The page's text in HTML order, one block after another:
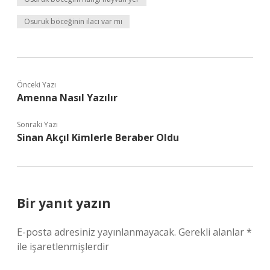
Osuruk böceğinin ilacı var mı
Önceki Yazı
Amenna Nasıl Yazılır
Sonraki Yazı
Sinan Akçıl Kimlerle Beraber Oldu
Bir yanıt yazın
E-posta adresiniz yayınlanmayacak. Gerekli alanlar*
ile işaretlenmişlerdir